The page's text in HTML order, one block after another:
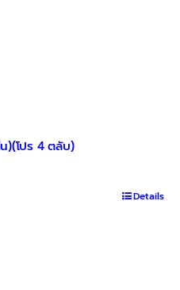
)(โปร 4 ตลับ)
Details